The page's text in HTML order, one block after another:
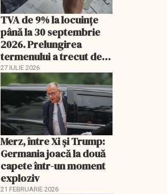
TVA de 9% la locuințe
până la 30 septembrie
2026. Prelungirea
termenului a trecut de
comisia din Parlament
27 IULIE 2026
Merz, între Xi și Trump:
Germania joacă la două
capete într-un moment
exploziv
21 FEBRUARIE 2026